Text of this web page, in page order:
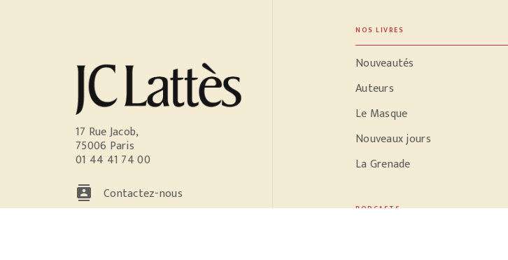
17 Rue Jacob,
75006 Paris
01 44 41 74 00
contacts Contactez-nous
NOS LIVRES
Nouveautés
Auteurs
Le Masque
Nouveaux jours
La Grenade
PODCASTS